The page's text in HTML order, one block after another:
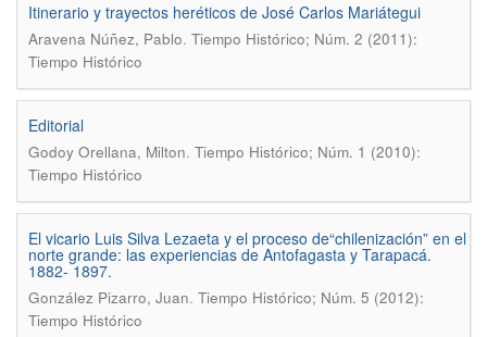
Itinerario y trayectos heréticos de José Carlos Mariátegui
Aravena Núñez, Pablo. Tiempo Histórico; Núm. 2 (2011):
Tiempo Histórico
Editorial
Godoy Orellana, Milton. Tiempo Histórico; Núm. 1 (2010):
Tiempo Histórico
El vicario Luis Silva Lezaeta y el proceso de“chilenización” en el
norte grande: las experiencias de Antofagasta y Tarapacá.
1882- 1897.
González Pizarro, Juan. Tiempo Histórico; Núm. 5 (2012):
Tiempo Histórico